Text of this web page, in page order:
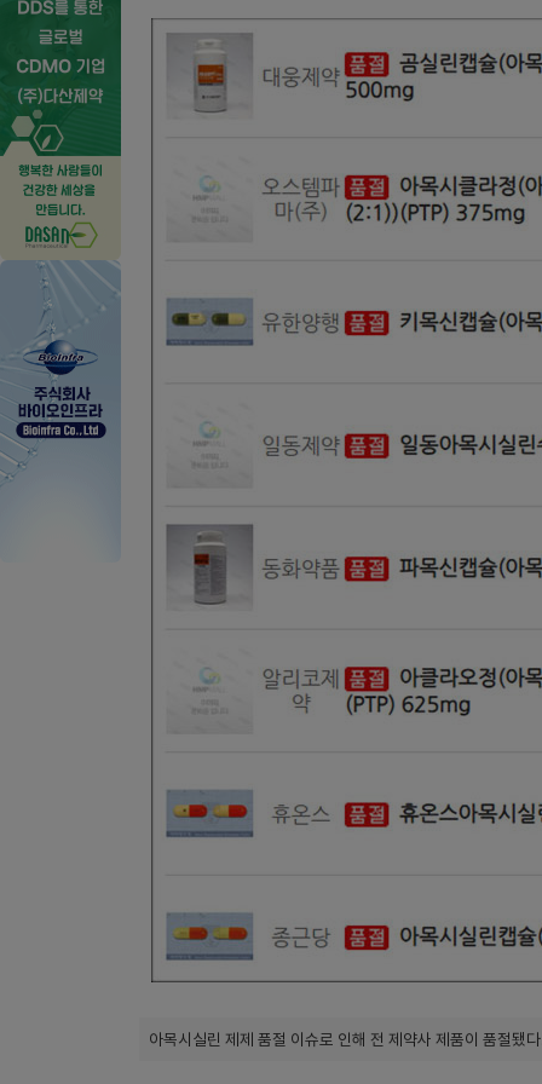
아목시실린 제제 품절 이슈로 인해 전 제약사 제품이 품절됐